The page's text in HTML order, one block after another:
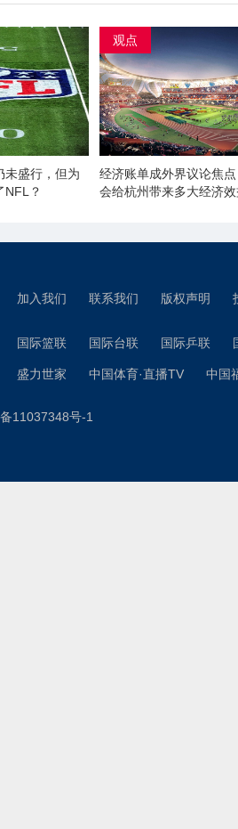
未盛行，但为
NFL？
观点
经济账单成外界议论焦
会给杭州带来多大经济
加入我们 联系我们 版权声明
国际篮联 国际台联 国际乒联
盛力世家 中国体育·直播TV 中国
11037348号-1